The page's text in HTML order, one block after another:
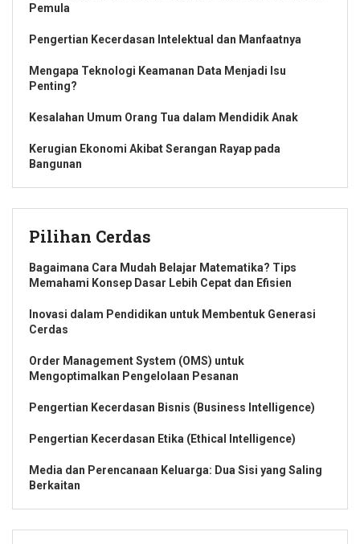
Pemula
Pengertian Kecerdasan Intelektual dan Manfaatnya
Mengapa Teknologi Keamanan Data Menjadi Isu
Penting?
Kesalahan Umum Orang Tua dalam Mendidik Anak
Kerugian Ekonomi Akibat Serangan Rayap pada
Bangunan
Pilihan Cerdas
Bagaimana Cara Mudah Belajar Matematika? Tips
Memahami Konsep Dasar Lebih Cepat dan Efisien
Inovasi dalam Pendidikan untuk Membentuk Generasi
Cerdas
Order Management System (OMS) untuk
Mengoptimalkan Pengelolaan Pesanan
Pengertian Kecerdasan Bisnis (Business Intelligence)
Pengertian Kecerdasan Etika (Ethical Intelligence)
Media dan Perencanaan Keluarga: Dua Sisi yang Saling
Berkaitan